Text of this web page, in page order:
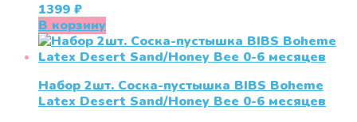
1399 ₽
В корзину
Набор 2шт. Соска-пустышка BIBS Boheme
Latex Desert Sand/Honey Bee 0-6 месяцев